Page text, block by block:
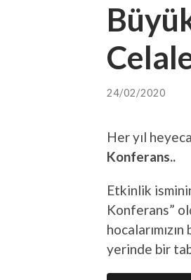
24/02/2020
Her yıl
Konferans..
Etkinlik
Konferans”
yerinde bir